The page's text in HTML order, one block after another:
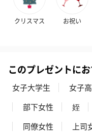
花束ハンドタオル（ピ
ンク）（1,760円）
キャンドル・お香
キャンドル・お香を同梱
クリスマス お祝い
このプレゼントに
女子大学生 女子
部下女性
姪
同僚女性
上司